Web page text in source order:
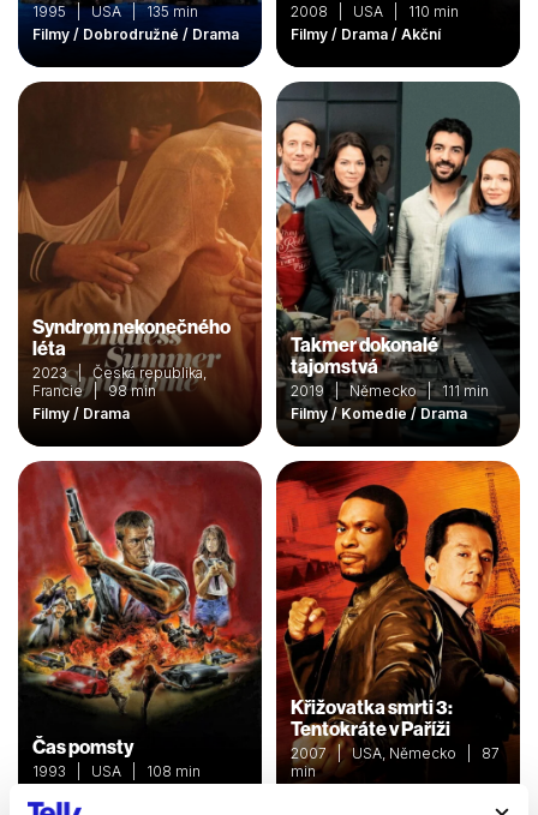
1995 | USA | 135 min
Filmy / Dobrodružné / Drama
2008 | USA | 110 min
Filmy / Drama / Akční
Syndrom nekonečného
léta
2023 | Česká republika,
Francie | 98 min
Filmy / Drama
Takmer dokonalé
tajomstvá
2019 | Německo | 111 min
Filmy / Komedie / Drama
Čas pomsty
1993 | USA | 108 min
Křižovatka smrti 3:
Tentokráte v Paříži
2007 | USA, Německo | 87
min